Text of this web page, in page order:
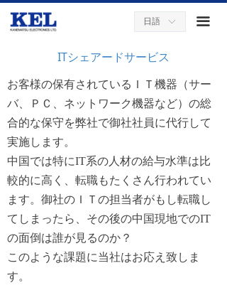
ꀅ
日語 끀
ITシェアードサービス
お客様の保有されているＩＴ機器（サー
バ、ＰＣ、ネットワーク機器など）の総
合的な保守を弊社で御社社員に代行して
実施します。
中国では特にIT系の人材の給与水準は比
較的に高く、転職もたくさん行われてい
ます。御社のＩＴの担当者がもし転職し
てしまったら、その後の中国現地でのIT
の面倒は誰が見るのか？
このような課題に当社はお応え致しま
す。